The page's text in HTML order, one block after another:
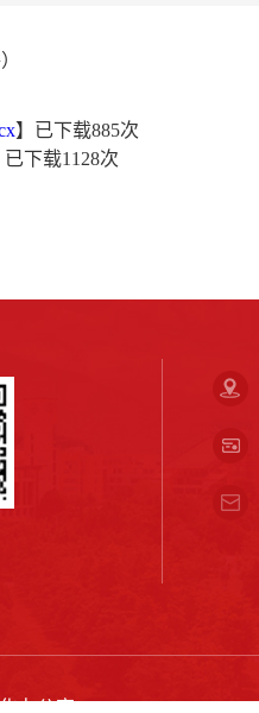
】已下载885次
已下载1128次
办公室